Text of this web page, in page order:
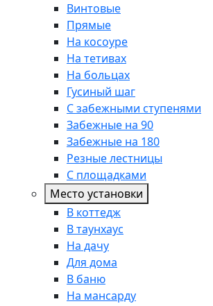
Винтовые
Прямые
На косоуре
На тетивах
На больцах
Гусиный шаг
С забежными ступенями
Забежные на 90
Забежные на 180
Резные лестницы
С площадками
Место установки
В коттедж
В таунхаус
На дачу
Для дома
В баню
На мансарду